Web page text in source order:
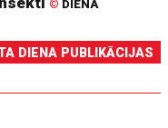
© DIENA
DIENA PUBLIKĀCIJAS